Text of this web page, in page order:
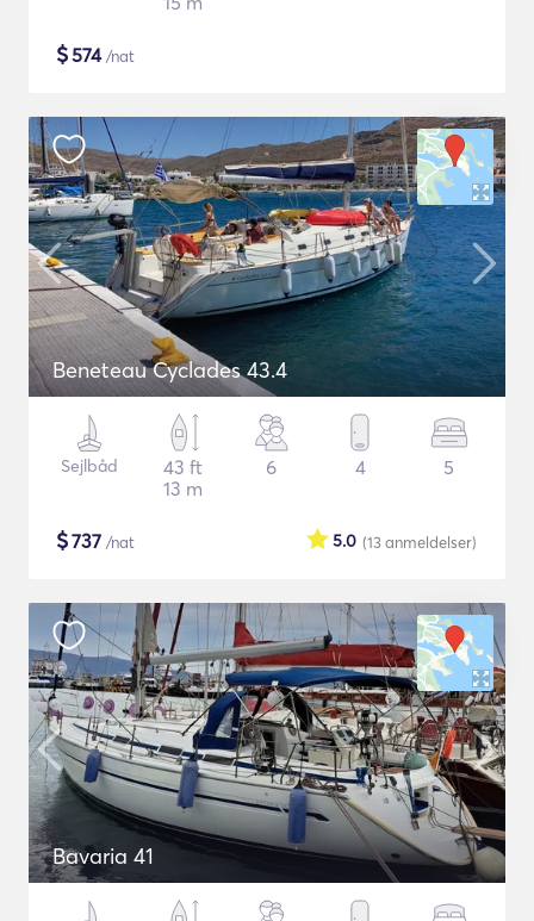
$574/nat
Beneteau Cyclades 43.4
Sejlbåd
43 ft
13 m
6 4 5
$737 /nat (13anmeldelser)
5.0
Bavaria 41